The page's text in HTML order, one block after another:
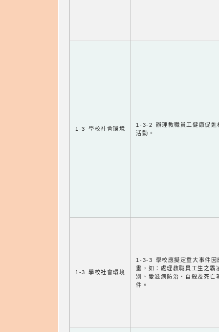
1-3 學校社會環境
1-3-2 辦理教職員工健康促進
活動。
1-3 學校社會環境
1-3-3 學校應擬定重大事件因
畫，如：處理教職員工生之霸
別、愛滋病防治、自殺及死亡
件。